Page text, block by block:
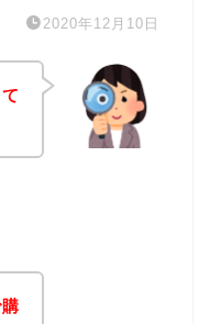
2020年12月10日